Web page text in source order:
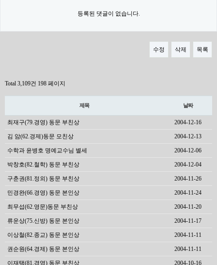
등록된 댓글이 없습니다.
수정 삭제 목록
Total 3,109건 198 페이지
제목 날짜
최재구(79.경영) 동문 부친상 2004-12-16
김 암(62.경제)동문 모친상 2004-12-13
수학과 윤병호 명예교수님 별세 2004-12-06
박창호(82.철학) 동문 부친상 2004-12-04
구춘권(81.정외) 동문 부친상 2004-11-26
민경완(66.경영) 동문 본인상 2004-11-24
최무섭(62.영문)동문 부친상 2004-11-20
류운상(75.신방) 동문 본인상 2004-11-17
이상철(82.종교) 동문 본인상 2004-11-11
권순원(64.경제) 동문 본인상 2004-11-11
이재택(81.경영) 동문 부친상 2004-10-16